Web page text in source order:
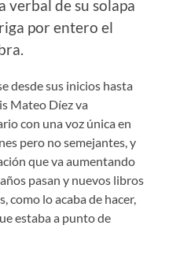
de su solapa
por entero el
desde sus inicios hasta
Mateo Díez va
con una voz única en
pero no semejantes, y
que va aumentando
pasan y nuevos libros
como lo acaba de hacer,
estaba a punto de